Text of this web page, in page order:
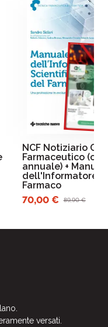
NCF Notiziario
Farmaceutico
annuale) +
dell'Informatore
Farmaco
70,00 €
89,90 €
versati.